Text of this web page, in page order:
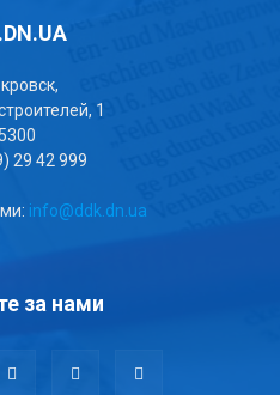
1
29 42 999
info@ddk.dn.ua
за нами